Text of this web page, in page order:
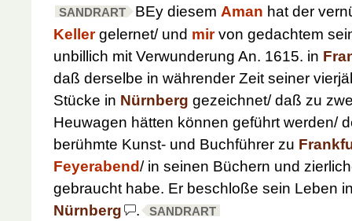
SANDRART BEy diesem Aman hat der
Kellergelernet/ und mirvon gedachtem
unbillich mit Verwunderung An. 1615. in
daß derselbe in währender Zeit seiner
Stücke in Nürnberg gezeichnet/ daß zu
Heuwagen hätten können geführt werden/
berühmte Kunst- und Buchführer zu
Feyerabend/ in seinen Büchern und
gebraucht habe. Er beschloße sein Leben
Nürnberg
. SANDRART